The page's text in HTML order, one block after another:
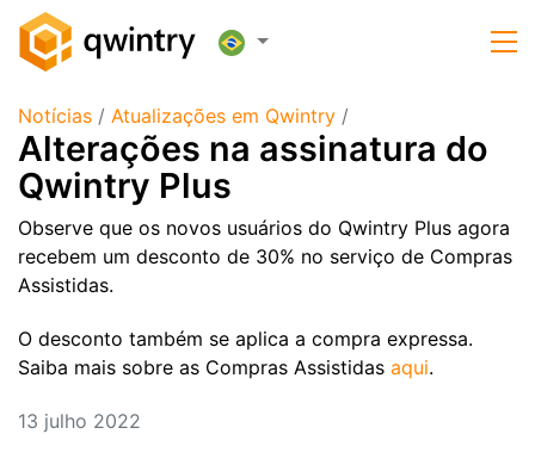
Notícias / Atualizações em Qwintry /
Alterações na assinatura do
Qwintry Plus
Observe que os novos usuários do Qwintry Plus agora
recebem um desconto de 30% no serviço de Compras
Assistidas.
O desconto também se aplica a compra expressa.
Saiba mais sobre as Compras Assistidas aqui.
13 julho 2022